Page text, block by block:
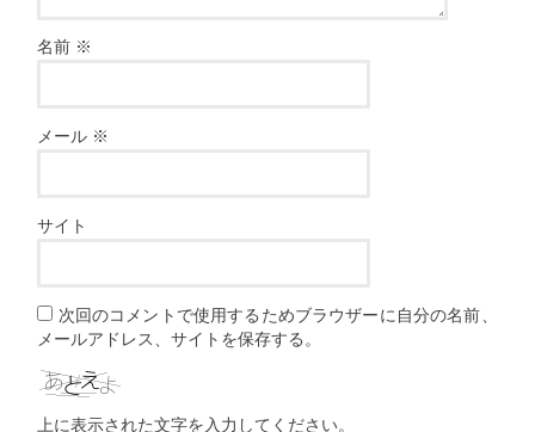
名前 ※
メール ※
サイト
次回のコメントで使用するためブラウザーに自分の名前、
メールアドレス、サイトを保存する。
上に表示された文字を入力してください。